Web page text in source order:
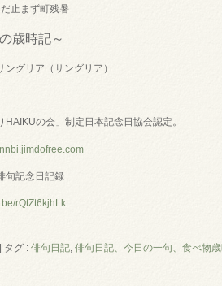
止まず町残暑
歳時記～
グリア（サングリア）
の会」制定日本記念日協会認定。
句記念日記録
rQtZt6kjhLk
タグ : 俳句日記 俳句日記、今日の一句、食べ物